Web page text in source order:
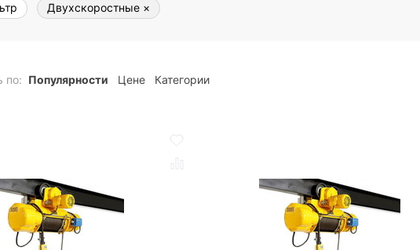
Двухскоростные ×
по: Популярности Цене Категории